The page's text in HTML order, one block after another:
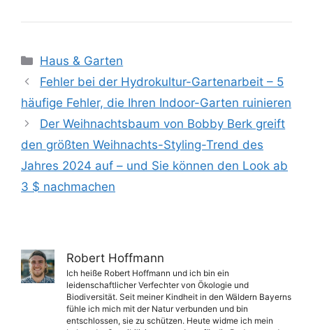
Kategorien
Haus & Garten
Fehler bei der Hydrokultur-Gartenarbeit – 5
häufige Fehler, die Ihren Indoor-Garten ruinieren
Der Weihnachtsbaum von Bobby Berk greift
den größten Weihnachts-Styling-Trend des
Jahres 2024 auf – und Sie können den Look ab
3 $ nachmachen
Robert Hoffmann
Ich heiße Robert Hoffmann und ich bin ein
leidenschaftlicher Verfechter von Ökologie und
Biodiversität. Seit meiner Kindheit in den Wäldern Bayerns
fühle ich mich mit der Natur verbunden und bin
entschlossen, sie zu schützen. Heute widme ich mein